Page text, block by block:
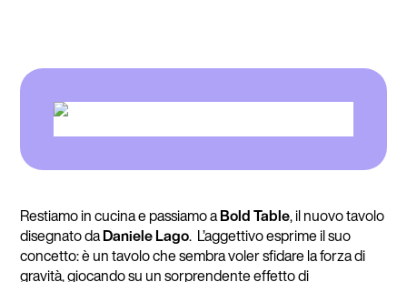
Restiamo in cucina e passiamo aBold Table, il nuovo tavolo
disegnato daDaniele Lago. L’aggettivo esprime il suo
concetto: è un tavolo che sembra voler sfidare la forza di
gravità, giocando su un sorprendente effetto di